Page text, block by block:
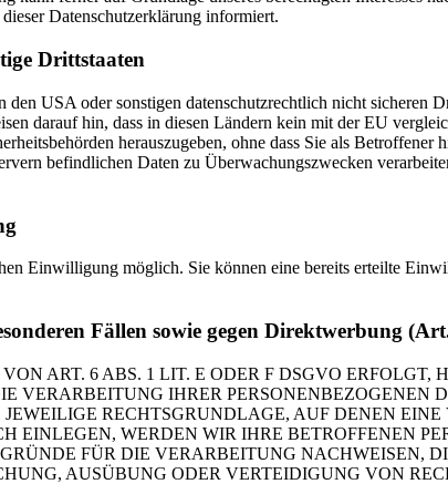
Datenschutzerklärung informiert.
Drittstaaten
USA oder sonstigen datenschutzrechtlich nicht sicheren
darauf hin, dass in diesen Ländern kein mit der EU
herauszugeben, ohne dass Sie als
befindlichen Daten zu Überwachungszwecken
Einwilligung möglich. Sie können eine bereits erteilte
Fällen sowie gegen Direktwerbung
ART. 6 ABS. 1 LIT. E ODER F DSGVO ERFOLGT,
VERARBEITUNG IHRER
RECHTSGRUNDLAGE, AUF DENEN
EINLEGEN, WERDEN WIR IHRE BETROFFENEN
FÜR DIE VERARBEITUNG NACHWEISEN,
AUSÜBUNG ODER VERTEIDIGUNG VON